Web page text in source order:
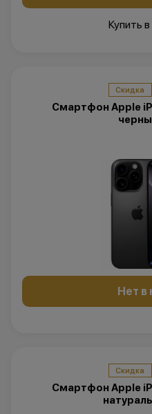
Купить
Скидка
Смартфон Apple
Нет в
Скидка
Смартфон Apple